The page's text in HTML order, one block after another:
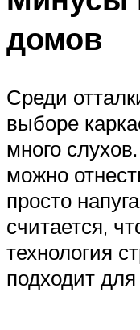
домов
Среди
выборе
много
можно
просто
считается,
технология
подходит